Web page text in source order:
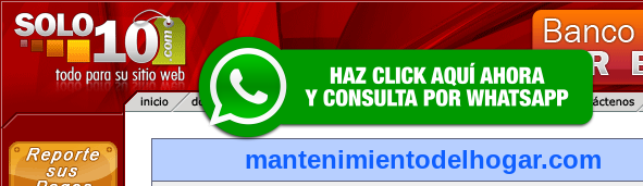
mantenimientodelhogar.com